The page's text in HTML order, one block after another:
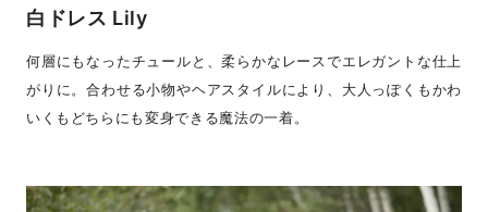
白ドレス Lily
何層にもなったチュールと、柔らかなレースでエレガントな仕上
がりに。合わせる小物やヘアスタイルにより、大人っぽくもかわ
いくもどちらにも変身できる魔法の一着。